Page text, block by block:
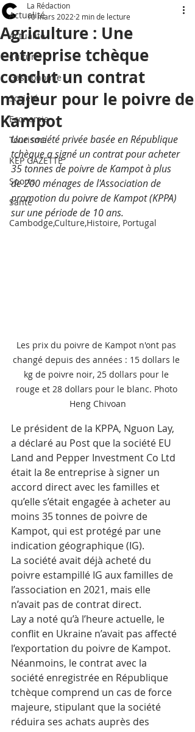
Actualité
Actualité
Culture
Gastronomie
Société
Economie
Tourisme
KEP GAZETTE
Sports
Santé
Cambodge,Culture,Histoire, Portugal
Agriculture : Une
entreprise tchèque
conclut un contrat
majeur pour le poivre de
Kampot
La Rédaction
10 mars 2022 2 min de lecture
Une société privée basée en République
tchèque a signé un contrat pour acheter
35 tonnes de poivre de Kampot à plus
de 200 ménages de l'Association de
promotion du poivre de Kampot (KPPA)
sur une période de 10 ans.
Les prix du poivre de Kampot n'ont pas
changé depuis des années : 15 dollars le
kg de poivre noir, 25 dollars pour le
rouge et 28 dollars pour le blanc. Photo
Heng Chivoan
Le président de la KPPA, Nguon Lay,
a déclaré au Post que la société EU
Land and Pepper Investment Co Ltd
était la 8e entreprise à signer un
accord direct avec les familles et
qu’elle s’était engagée à acheter au
moins 35 tonnes de poivre de
Kampot, qui est protégé par une
indication géographique (IG).
La société avait déjà acheté du
poivre estampillé IG aux familles de
l’association en 2021, mais elle
n’avait pas de contrat direct.
Lay a noté qu’à l’heure actuelle, le
conflit en Ukraine n’avait pas affecté
l’exportation du poivre de Kampot.
Néanmoins, le contrat avec la
société enregistrée en République
tchèque comprend un cas de force
majeure, stipulant que la société
réduira ses achats auprès des